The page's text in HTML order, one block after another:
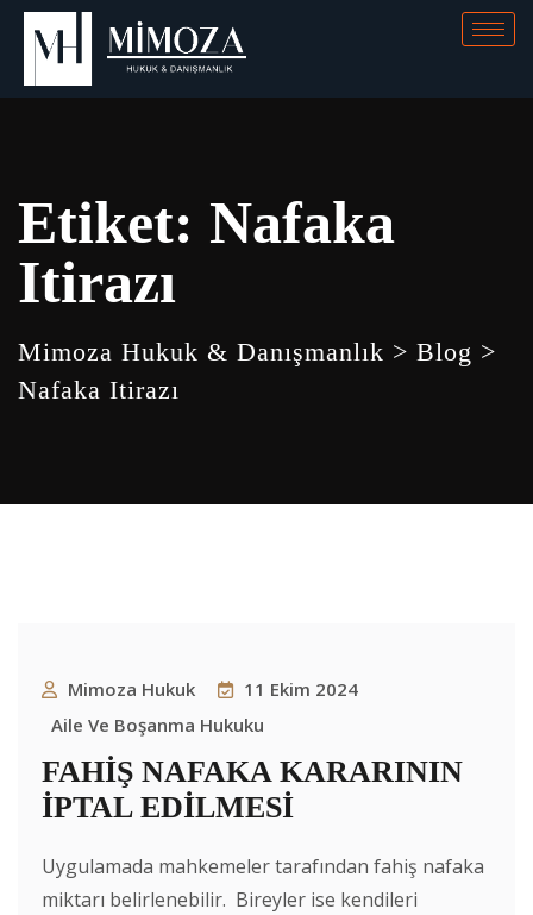
Etiket: Nafaka
Itirazı
Mimoza Hukuk & Danışmanlık > Blog >
Nafaka Itirazı
Mimoza Hukuk
11 Ekim 2024
Aile Ve Boşanma Hukuku
FAHİŞ NAFAKA KARARININ
İPTAL EDİLMESİ
Uygulamada mahkemeler tarafından fahiş nafaka
miktarı belirlenebilir. Bireyler ise kendileri